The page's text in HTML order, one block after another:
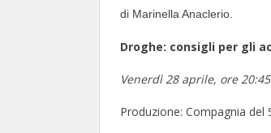
di Marinella Anaclerio.
Droghe: consigli per gli
Venerdì 28 aprile, ore 20:45
Produzione: Compagnia del